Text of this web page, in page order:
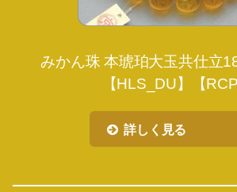
みかん珠 本琥珀大玉共仕立
【HLS_DU】【RCP
詳しく見る